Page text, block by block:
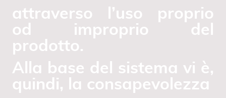
attraverso l’uso proprio
od improprio del
prodotto.
Alla base del sistema vi è,
quindi, la consapevolezza